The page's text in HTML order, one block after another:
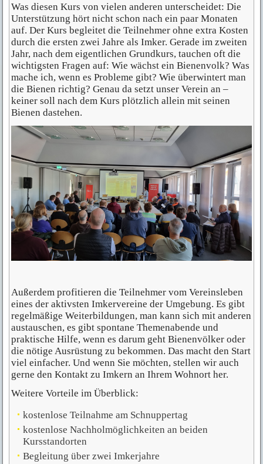
Was diesen Kurs von vielen anderen unterscheidet: Die
Unterstützung hört nicht schon nach ein paar Monaten
auf. Der Kurs begleitet die Teilnehmer ohne extra Kosten
durch die ersten zwei Jahre als Imker. Gerade im zweiten
Jahr, nach dem eigentlichen Grundkurs, tauchen oft die
wichtigsten Fragen auf: Wie wächst ein Bienenvolk? Was
mache ich, wenn es Probleme gibt? Wie überwintert man
die Bienen richtig? Genau da setzt unser Verein an –
keiner soll nach dem Kurs plötzlich allein mit seinen
Bienen dastehen.
Außerdem profitieren die Teilnehmer vom Vereinsleben
eines der aktivsten Imkervereine der Umgebung. Es gibt
regelmäßige Weiterbildungen, man kann sich mit anderen
austauschen, es gibt spontane Themenabende und
praktische Hilfe, wenn es darum geht Bienenvölker oder
die nötige Ausrüstung zu bekommen. Das macht den Start
viel einfacher. Und wenn Sie möchten, stellen wir auch
gerne den Kontakt zu Imkern an Ihrem Wohnort her.
Weitere Vorteile im Überblick:
kostenlose Teilnahme am Schnuppertag
kostenlose Nachholmöglichkeiten an beiden
Kursstandorten
Begleitung über zwei Imkerjahre